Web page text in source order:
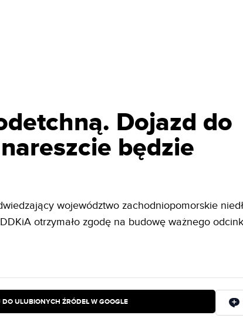
Dojazd do
będzie
województwo zachodniopomorskie
otrzymało zgodę na budowę ważnego
ULUBIONYCH ŹRÓDEŁ W GOOGLE